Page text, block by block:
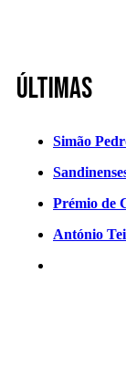
Últimas
Simão
Prémio de
António